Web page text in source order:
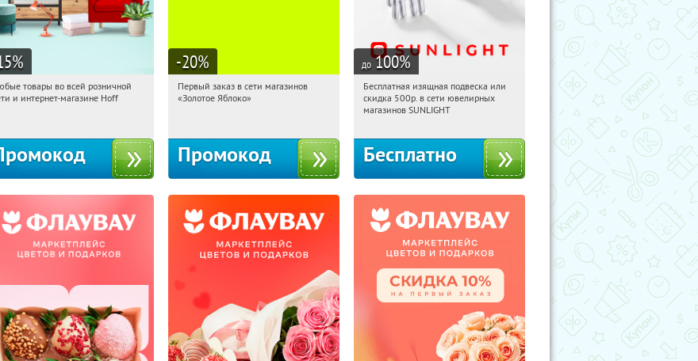
%
10:08:07 Получили:
товары во всей розничной
и интернет-магазине Hoff
-20%
10:08:07
Получи первым!
Первый заказ в сети магазинов
«Золотое Яблоко»
Промокод
до 100%
10:08:07 Получили:
Россия
Бесплатная изящная подвеска или
скидка 500р. в сети ювелирных
магазинов SUNLIGHT
Бесплатно